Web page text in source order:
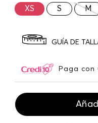
XS S M
GUÍA DE
Paga con